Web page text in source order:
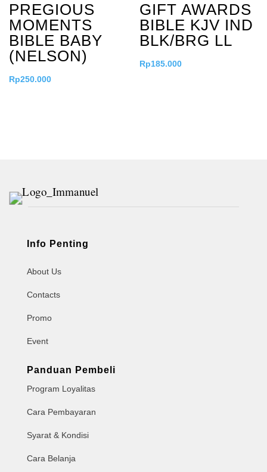
PREGIOUS
MOMENTS
BIBLE BABY
(NELSON)
Rp250.000
GIFT AWARDS
BIBLE KJV IND
BLK/BRG LL
Rp185.000
Info Penting
About Us
Contacts
Promo
Event
Panduan Pembeli
Program Loyalitas
Cara Pembayaran
Syarat & Kondisi
Cara Belanja